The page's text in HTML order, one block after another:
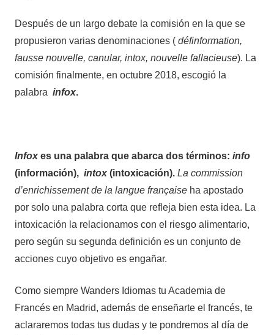
Después de un largo debate la comisión en la que se
propusieron varias denominaciones ( définformation,
fausse nouvelle, canular, intox, nouvelle fallacieuse). La
comisión finalmente, en octubre 2018, escogió la
palabra infox.
Infox es una palabra que abarca dos términos: info
(información), intox (intoxicación). La commission
d’enrichissement de la langue française ha apostado
por solo una palabra corta que refleja bien esta idea. La
intoxicación la relacionamos con el riesgo alimentario,
pero según su segunda definición es un conjunto de
acciones cuyo objetivo es engañar.
Como siempre Wanders Idiomas tu Academia de
Francés en Madrid, además de enseñarte el francés, te
aclararemos todas tus dudas y te pondremos al día de